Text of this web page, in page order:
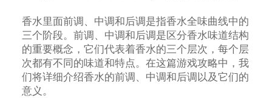
香水里面前调、中调和后调是指香水全味曲线中的
三个阶段。前调、中调和后调是区分香水味道结构
的重要概念，它们代表着香水的三个层次，每个层
次都有不同的味道和特点。在这篇游戏攻略中，我
们将详细介绍香水的前调、中调和后调以及它们的
意义。